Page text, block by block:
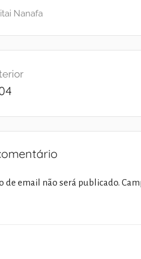
Nanafa
de email não será publicado.